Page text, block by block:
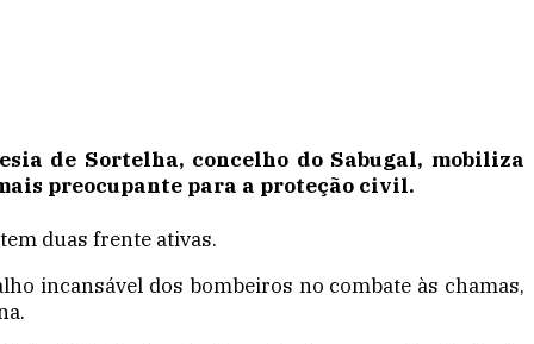
de Sortelha, concelho do Sabugal, mobiliza
preocupante para a proteção civil.
duas frente ativas.
incansável dos bombeiros no combate às chamas,